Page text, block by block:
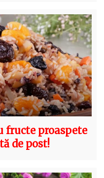
fructe proaspete
de post!